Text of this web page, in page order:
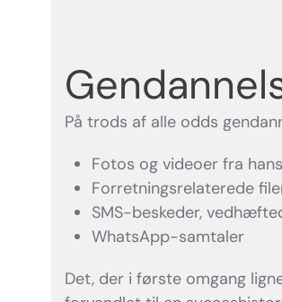
På trods af alle odds
Fotos og videoer fra
Forretningsrelaterede
SMS-beskeder,
WhatsApp-samtaler
Det, der i første omgang